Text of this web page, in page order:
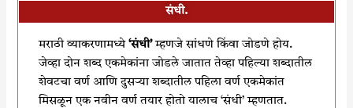
संधी.
मराठी व्याकरणामध्ये‘संधी’म्हणजेसांधणे किंवा जोडणे होय.
जेव्हा दोन शब्द एकमेकांना जोडले जातात तेव्हा पहिल्या शब्दातील
शेवटचा वर्ण आणि दुसऱ्या शब्दातील पहिला वर्ण एकमेकांत
मिसळून एक नवीन वर्ण तयार होतो यालाच ‘संधी’ म्हणतात.